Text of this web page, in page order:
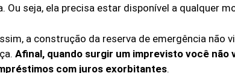
Ou seja, ela precisa estar disponível a qualquer
a construção da reserva de emergência não
Afinal, quando surgir um imprevisto você
com juros exorbitantes.